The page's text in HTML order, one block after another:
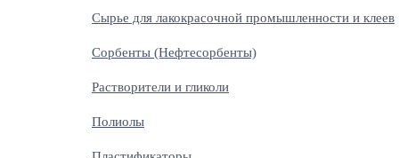
Сырье для лакокрасочной промышленности и клеев
Сорбенты (Нефтесорбенты)
Растворители и гликоли
Полиолы